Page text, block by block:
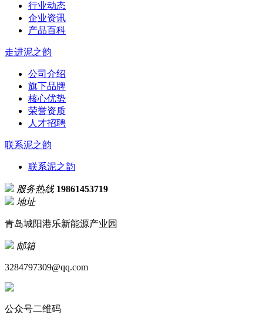
行业动态
企业资讯
产品百科
走进泥之韵
公司介绍
旗下品牌
核心优势
荣誉资质
人才招聘
联系泥之韵
联系泥之韵
服务热线 19861453719
地址
青岛城阳港乐新能源产业园
邮箱
3284797309@qq.com
公众号二维码